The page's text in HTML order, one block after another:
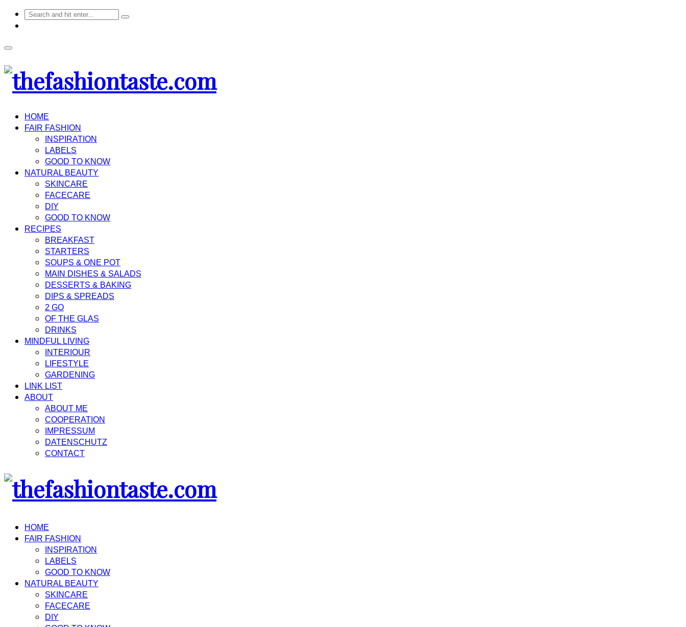
HOME
FAIR FASHION
INSPIRATION
LABELS
GOOD TO KNOW
NATURAL BEAUTY
SKINCARE
FACECARE
DIY
GOOD TO KNOW
RECIPES
BREAKFAST
STARTERS
SOUPS & ONE POT
MAIN DISHES & SALADS
DESSERTS & BAKING
DIPS & SPREADS
2 GO
OF THE GLAS
DRINKS
MINDFUL LIVING
INTERIOUR
LIFESTYLE
GARDENING
LINK LIST
ABOUT
ABOUT ME
COOPERATION
IMPRESSUM
DATENSCHUTZ
CONTACT
HOME
FAIR FASHION
INSPIRATION
LABELS
GOOD TO KNOW
NATURAL BEAUTY
SKINCARE
FACECARE
DIY